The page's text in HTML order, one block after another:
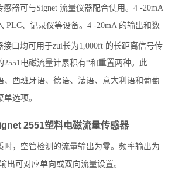
器可与Signet 流量仪器配合使用。4 -20mA
PLC、记录仪等设备。4 -20mA 的输出和数
接口均可用于zui长为1,000ft 的长距离信号传
2551电磁流量计累积有*和重置两种。此
、西班牙语、德语、法语、意大利语和葡萄
选项。
2551塑料电磁流量传感器
时，空管检测的流量输出为零。频率输出为
出可对应单向或双向流量设置。